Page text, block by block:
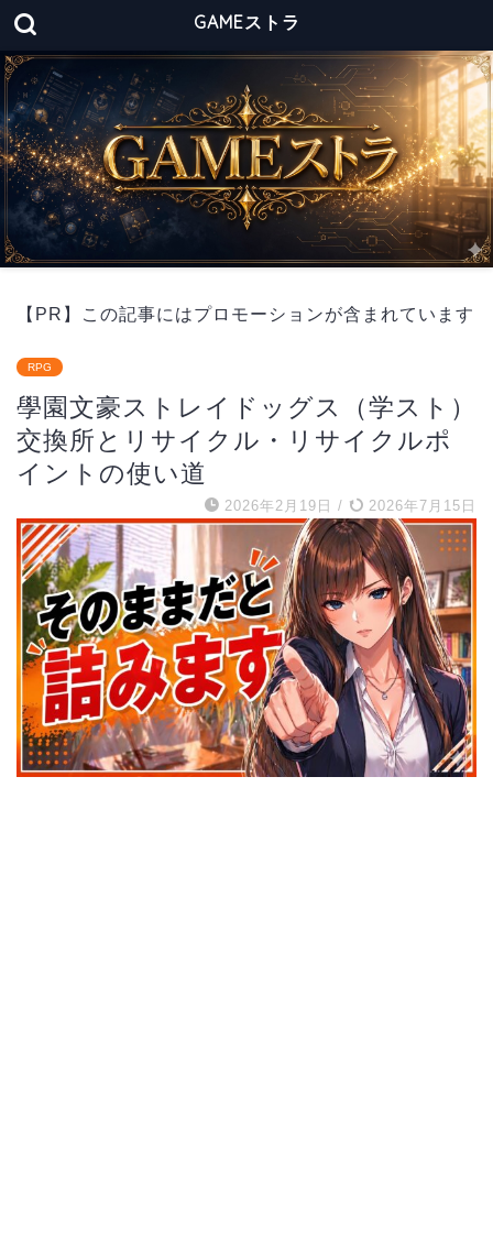
GAMEストラ
【PR】この記事にはプロモーションが含まれています
RPG
學園文豪ストレイドッグス（学スト）
交換所とリサイクル・リサイクルポ
イントの使い道
2026年2月19日 / 2026年7月15日